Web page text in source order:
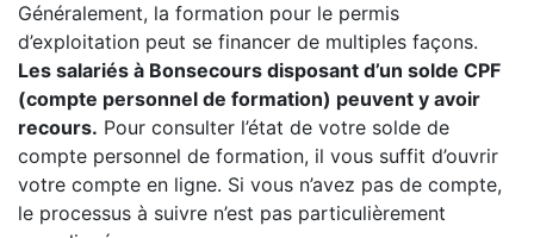
Généralement, la formation pour le permis
d’exploitation peut se financer de multiples façons.
Les salariés à Bonsecours disposant d’un solde CPF
(compte personnel de formation) peuvent y avoir
recours. Pour consulter l’état de votre solde de
compte personnel de formation, il vous suffit d’ouvrir
votre compte en ligne. Si vous n’avez pas de compte,
le processus à suivre n’est pas particulièrement